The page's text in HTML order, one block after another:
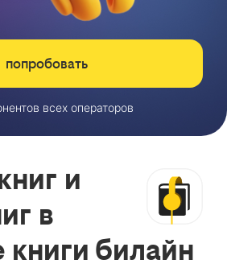
попробовать
всех операторов
и
в
книги билайн